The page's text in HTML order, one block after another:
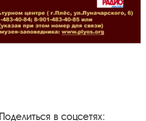
Поделиться в соцсетях: